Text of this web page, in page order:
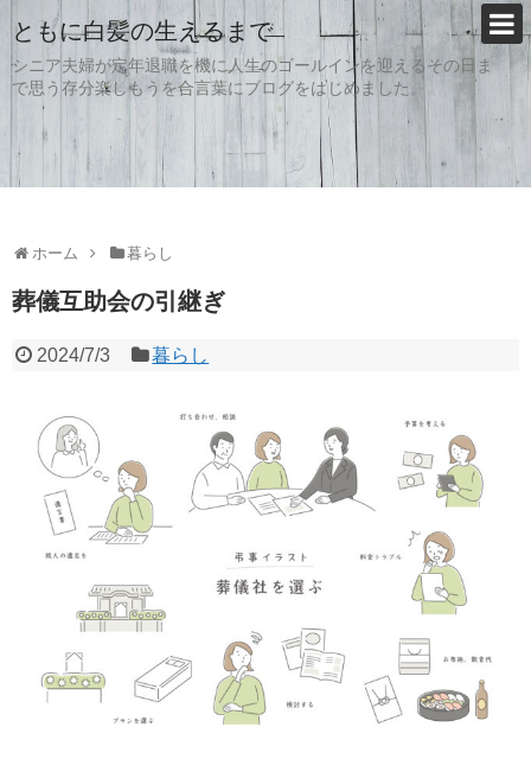
ともに白髪の生えるまで
シニア夫婦が定年退職を機に人生のゴールインを迎えるその日ま
で思う存分楽しもうを合言葉にブログをはじめました。
ホーム 暮らし
葬儀互助会の引継ぎ
2024/7/3 暮らし